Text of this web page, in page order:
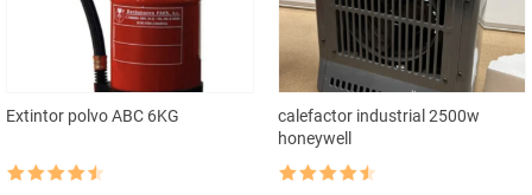
Extintor polvo ABC 6KG
calefactor industrial 2500w
honeywell